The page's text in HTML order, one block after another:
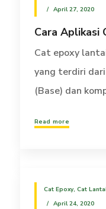
April 27, 2020
Cara Aplikasi
Cat epoxy
yang terdiri
(Base) dan
Read more
Cat Epoxy, Cat Lantai
April 24, 2020